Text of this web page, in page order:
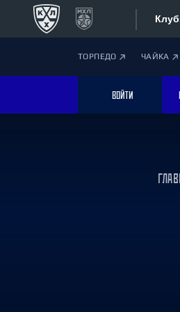
ТОРПЕДО ЧАЙКА
ВОЙТИ